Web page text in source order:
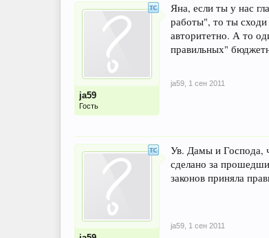
ja59
Гость
Яна, если ты у нас
работы", то ты
авторитетно. А то
правильных"
ja59 1 сен 2011
Ув. Дамы и Господа,
сделано за
законов приняла
ja59 1 сен 2011